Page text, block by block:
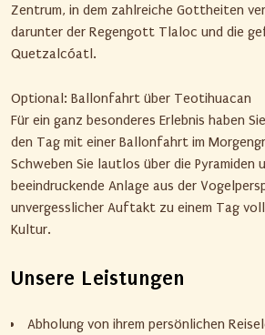
Zentrum, in dem zahlreiche Gottheiten
darunter der Regengott Tlaloc und die
Quetzalcóatl.
Optional: Ballonfahrt über Teotihuacan
Für ein ganz besonderes Erlebnis haben
den Tag mit einer Ballonfahrt im
Schweben Sie lautlos über die Pyramiden
beeindruckende Anlage aus der
unvergesslicher Auftakt zu einem Tag
Kultur.
Unsere Leistungen
Abholung von ihrem persönlichen